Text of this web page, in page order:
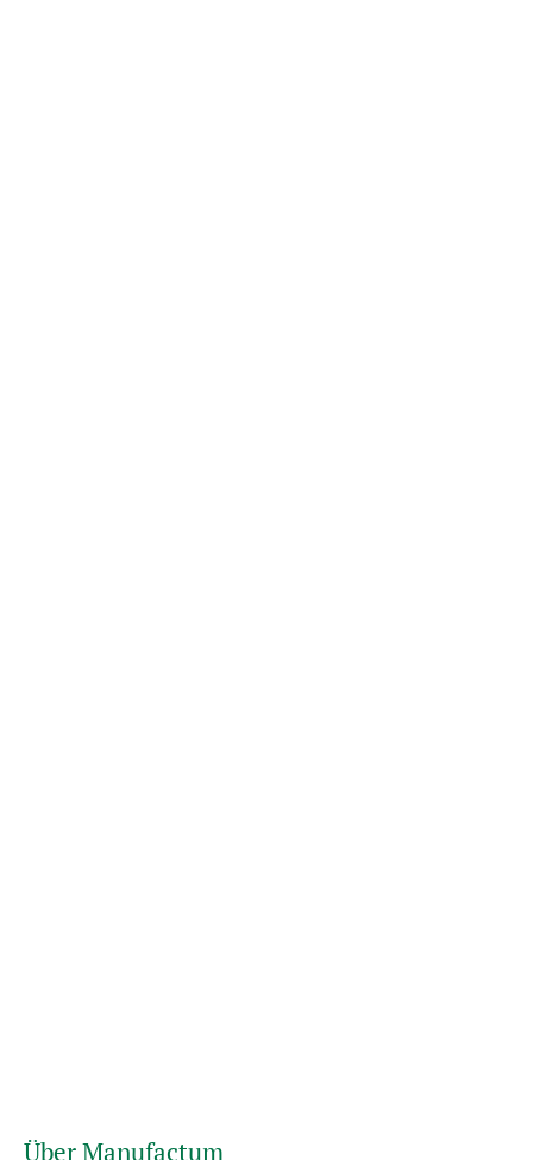
Über Manufactum